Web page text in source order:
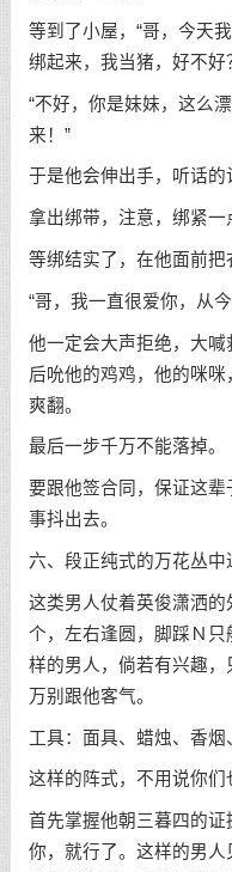
等到了小屋，“哥，今天
绑起来，我当猪，好不好
“不好，你是妹妹，这么
来！”
于是他会伸出手，听话的
拿出绑带，注意，绑紧一
等绑结实了，在他面前把
“哥，我一直很爱你，从
他一定会大声拒绝，大
后吮他的鸡鸡，他的咪
爽翻。
最后一步千万不能落掉。
要跟他签合同，保证这
事抖出去。
六、段正纯式的万花丛中
这类男人仗着英俊潇洒
个，左右逢圆，脚踩Ｎ
样的男人，倘若有兴趣
万别跟他客气。
工具：面具、蜡烛、香烟
这样的阵式，不用说你们
首先掌握他朝三暮四的
你，就行了。这样的男